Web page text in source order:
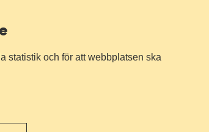
statistik och för att webbplatsen ska